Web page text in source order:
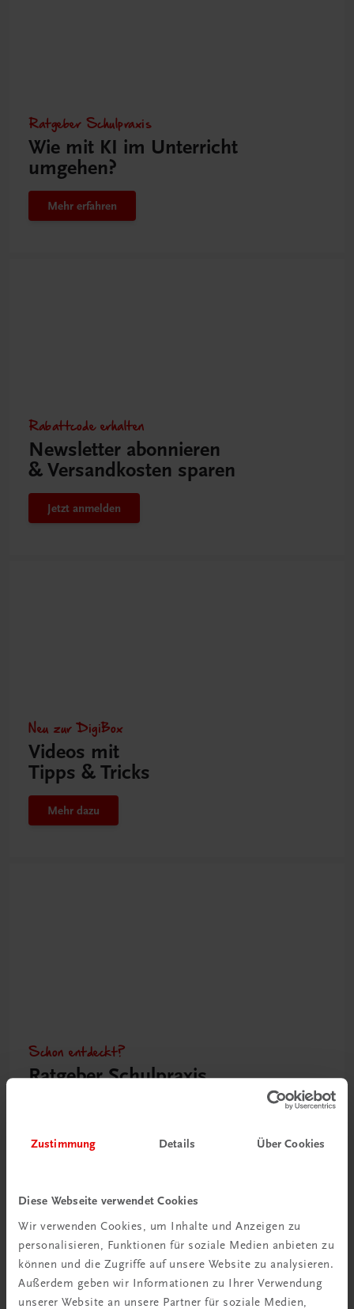
Zustimmung Details Über Cookies
Diese Webseite verwendet Cookies
Wir verwenden Cookies, um Inhalte und Anzeigen zu
personalisieren, Funktionen für soziale Medien anbieten zu
können und die Zugriffe auf unsere Website zu analysieren.
Außerdem geben wir Informationen zu Ihrer Verwendung
unserer Website an unsere Partner für soziale Medien,
Ratgeber Schulpraxis
Wie mit KI im Unterricht
umgehen?
Mehr erfahren
Rabattcode erhalten
Newsletter abonnieren
& Versandkosten sparen
Jetzt anmelden
Neu zur DigiBox
Videos mit
Tipps & Tricks
Mehr dazu
Schon entdeckt?
Ratgeber Schulpraxis